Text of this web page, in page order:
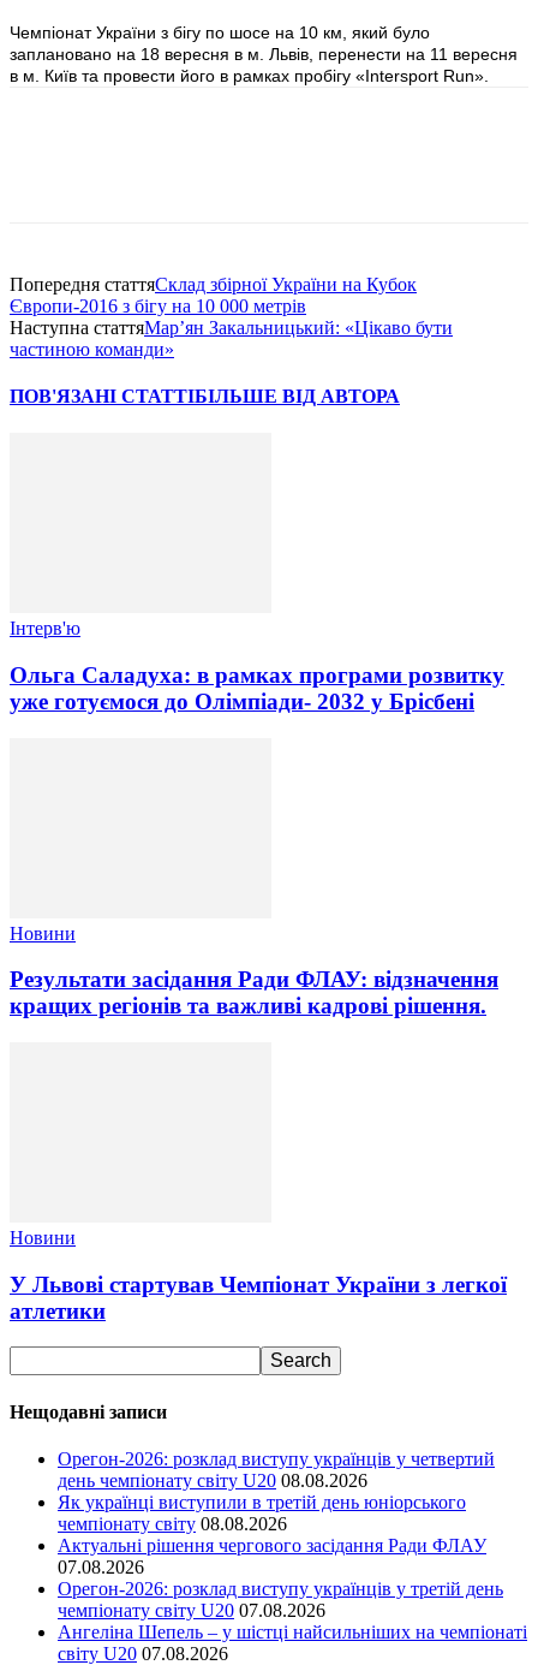
Чемпіонат України з бігу по шосе на 10 км, який було
заплановано на 18 вересня в м. Львів, перенести на 11 вересня
в м. Київ та провести його в рамках пробігу «Intersport Run».
Попередня статтяСклад збірної України на Кубок
Європи-2016 з бігу на 10 000 метрів
Наступна статтяМар’ян Закальницький: «Цікаво бути
частиною команди»
ПОВ'ЯЗАНІ СТАТТІБІЛЬШЕ ВІД АВТОРА
Інтерв'ю
Ольга Саладуха: в рамках програми розвитку
уже готуємося до Олімпіади- 2032 у Брісбені
Новини
Результати засідання Ради ФЛАУ: відзначення
кращих регіонів та важливі кадрові рішення.
Новини
У Львові стартував Чемпіонат України з легкої
атлетики
Нещодавні записи
Орегон-2026: розклад виступу українців у четвертий
день чемпіонату світу U20 08.08.2026
Як українці виступили в третій день юніорського
чемпіонату світу 08.08.2026
Актуальні рішення чергового засідання Ради ФЛАУ
07.08.2026
Орегон-2026: розклад виступу українців у третій день
чемпіонату світу U20 07.08.2026
Ангеліна Шепель – у шістці найсильніших на чемпіонаті
світу U20 07.08.2026